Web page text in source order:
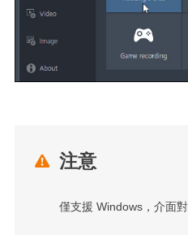
 注意
僅支援 Windows，介面對